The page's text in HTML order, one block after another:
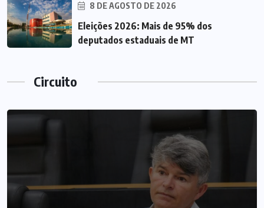
8 DE AGOSTO DE 2026
Eleições 2026: Mais de 95% dos
deputados estaduais de MT
Circuito